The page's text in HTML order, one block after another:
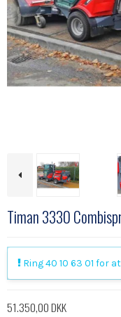
Timan 3330
Ring 40 10 63 01 for
51.350,00 DKK